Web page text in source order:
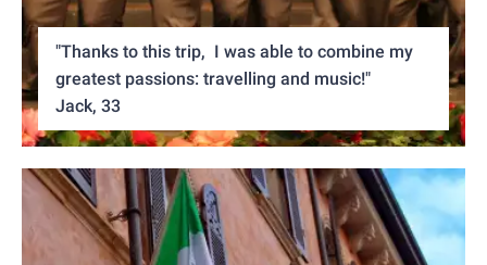
"Thanks to this trip, I was able to combine my
greatest passions: travelling and music!"
Jack, 33